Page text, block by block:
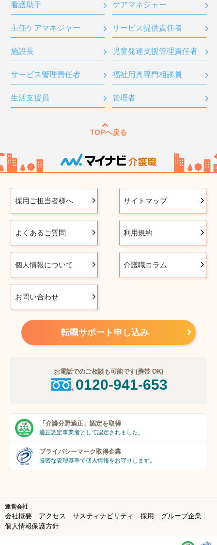
看護助手 ケアマネジャー
主任ケアマネジャー サービス提供責任者
施設長 児童発達支援管理責任者
サービス管理責任者 福祉用具専門相談員
生活支援員 管理者
TOPへ戻る
採用ご担当者様へ サイトマップ
よくあるご質問 利用規約
個人情報について 介護職コラム
お問い合わせ
転職サポート申し込み
お電話でのご相談も可能です(携帯 OK)
0120-941-653
「介護分野適正」 認定を取得
適正認定事業者として認定されました。
プライバシーマーク取得企業
厳密な管理基準で個人情報をお守りします。
運営会社
会社概要 アクセス サスティナビリティ 採用
グループ企業
個人情報保護方針